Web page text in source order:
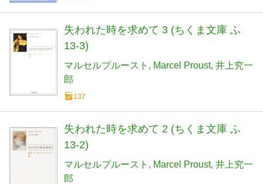
失われた時を求めて 3 (ちくま文庫 ふ
13-3)
マルセルプルースト Marcel Proust 井上究一
郎
137
失われた時を求めて 2 (ちくま文庫 ふ
13-2)
マルセルプルースト Marcel Proust 井上究一
郎